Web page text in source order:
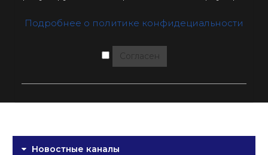
Подробнее о политике конфидециальности
Согласен
Новостные каналы